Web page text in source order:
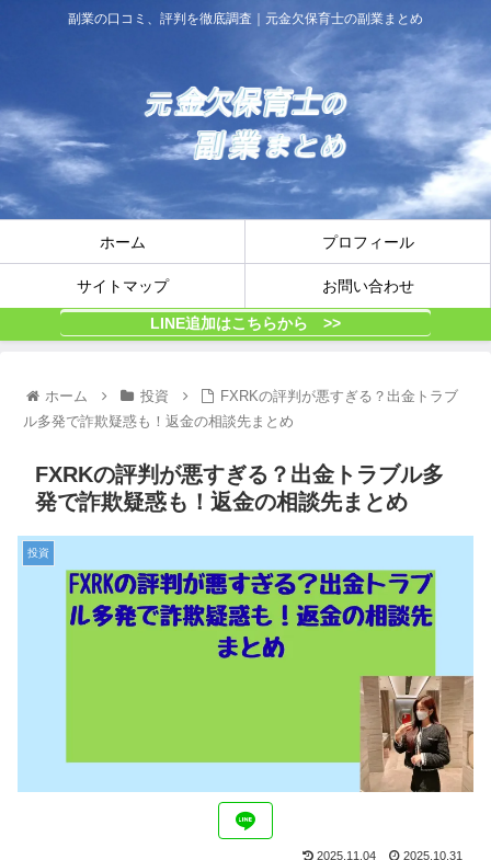
副業の口コミ、評判を徹底調査｜元金欠保育士の副業まとめ
ホーム プロフィール
サイトマップ お問い合わせ
LINE追加はこちらから >>
ホーム 投資
FXRKの評判が悪すぎる？出金トラブ
ル多発で詐欺疑惑も！返金の相談先まとめ
FXRKの評判が悪すぎる？出金トラブル多
発で詐欺疑惑も！返金の相談先まとめ
投資
2025.11.04 2025.10.31